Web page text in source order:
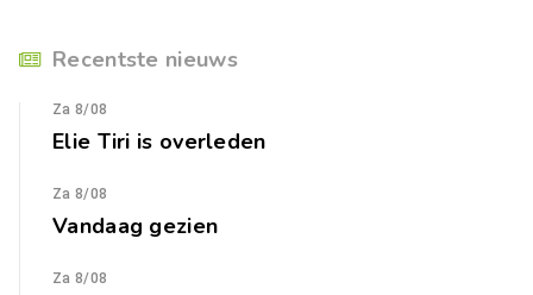
Recentste nieuws
Za 8/08
Elie Tiri is overleden
Za 8/08
Vandaag gezien
Za 8/08